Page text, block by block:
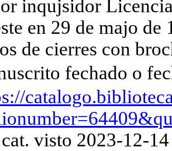
inqujsidor
en 29 de majo
de cierres con
fechado o
visto 2023-12-14